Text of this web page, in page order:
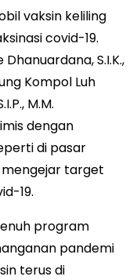
vaksin keliling
covid-19.
S.I.K.,
Kompol Luh
M.M.
dengan
di pasar
target
19.
program
pandemi
terus di